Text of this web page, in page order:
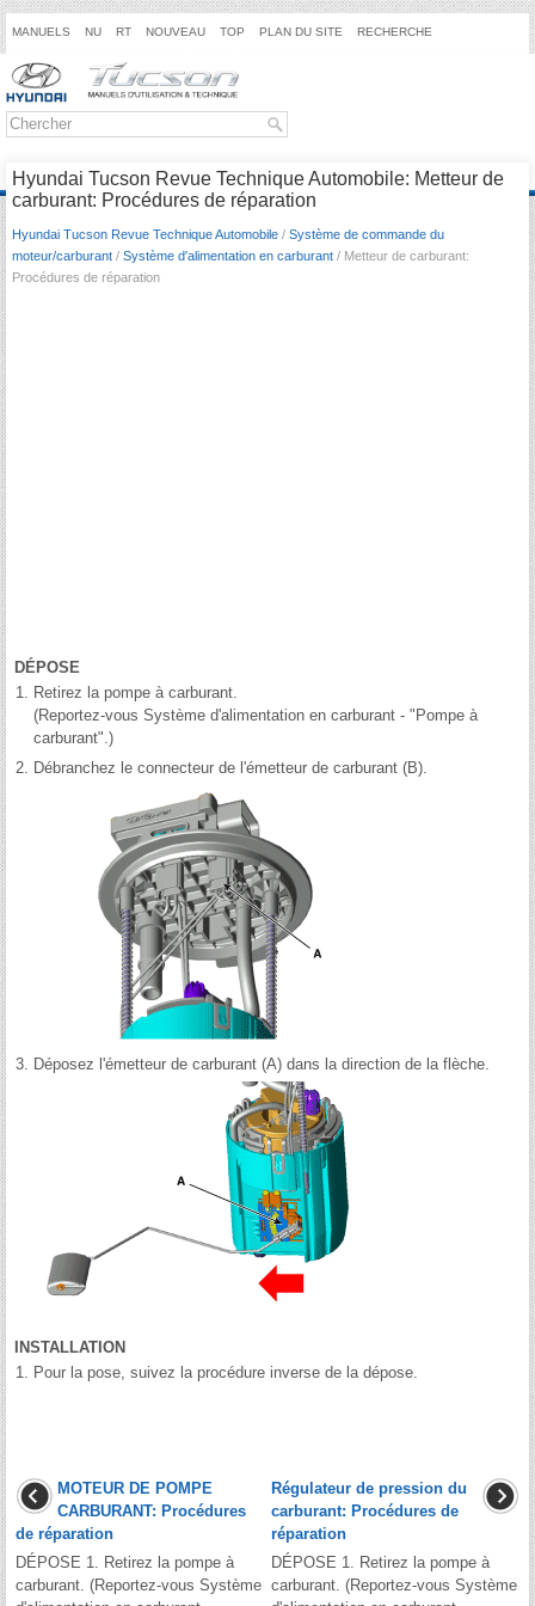
MANUELS NU RT NOUVEAU TOP PLAN DU SITE RECHERCHE
Hyundai Tucson Revue Technique Automobile: Metteur de
carburant: Procédures de réparation
Hyundai Tucson Revue Technique Automobile / Système de commande du
moteur/carburant / Système d′alimentation en carburant / Metteur de carburant:
Procédures de réparation
DÉPOSE
1.
Retirez la pompe à carburant.
(Reportez-vous Système d'alimentation en carburant - "Pompe à
carburant".)
2. Débranchez le connecteur de l'émetteur de carburant (B).
3. Déposez l'émetteur de carburant (A) dans la direction de la flèche.
INSTALLATION
1.
Pour la pose, suivez la procédure inverse de la dépose.
MOTEUR DE POMPE
CARBURANT: Procédures
de réparation
DÉPOSE 1. Retirez la pompe à
carburant. (Reportez-vous Système
Régulateur de pression du
carburant: Procédures de
réparation
DÉPOSE 1. Retirez la pompe à
carburant. (Reportez-vous Système